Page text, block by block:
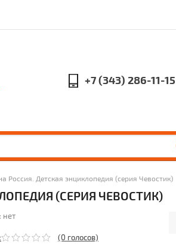
+7 (343) 286-11-15
Россия. Детская энциклопедия (серия Чевостик)
(СЕРИЯ ЧЕВОСТИК)
нет
(0 голосов)